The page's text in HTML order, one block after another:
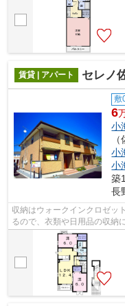
賃貸 | アパート セレノ
敷
6
小
小
小
築
長
収納はウォークインクロゼッ
るので、衣類や日用品の収納
開ける必要がなくなるモニタ